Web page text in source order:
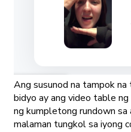
Ang susunod na tampok
bidyo ay ang video table
ng kumpletong rundown sa
malaman tungkol sa iyong